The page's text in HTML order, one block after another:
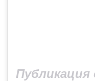
Публикация